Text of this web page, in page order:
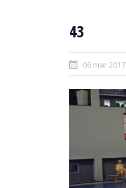
43
06 mar 2017